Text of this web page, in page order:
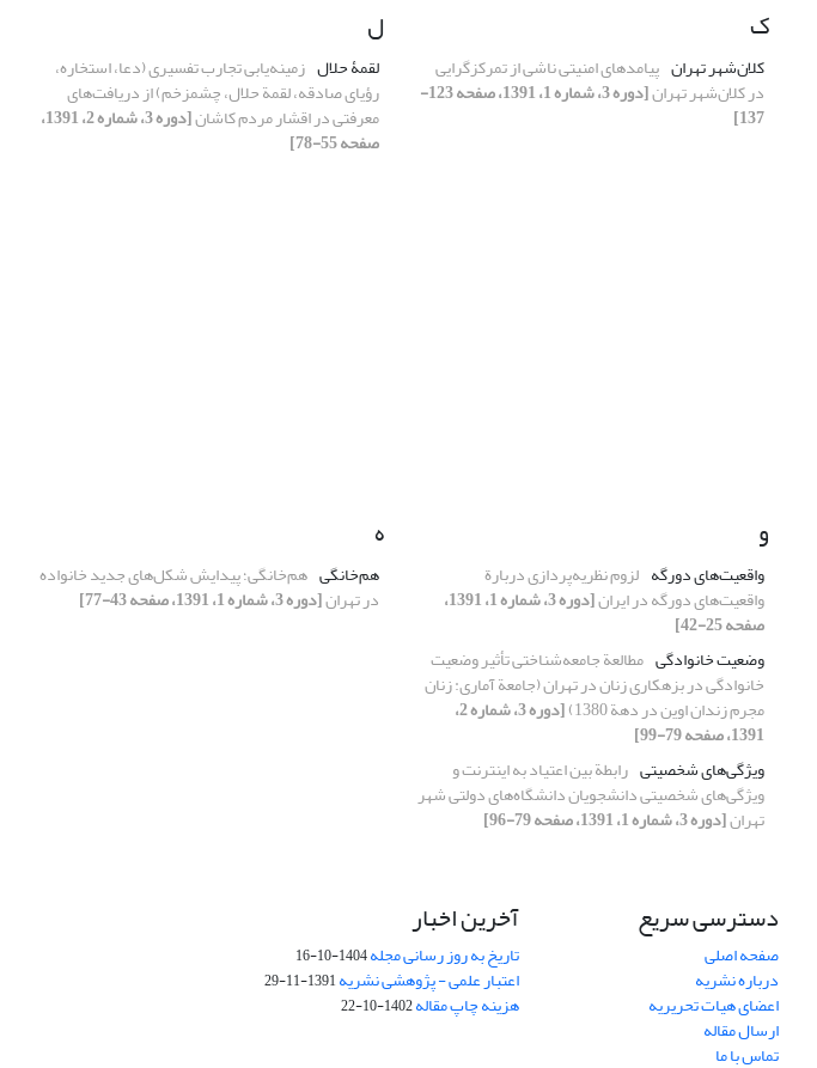
ک
کلان‌شهر تهران پیامدهای امنیتی ناشی از تمرکزگرایی
در کلان‌شهر تهران [دوره 3، شماره 1، 1391، صفحه 123-
137]
ل
لقمۀ حلال زمینه‌یابی تجارب تفسیری (دعا، استخاره،
رؤیای صادقه، لقمة حلال، چشم‏زخم) از دریافت‌های
معرفتی در اقشار مردم کاشان [دوره 3، شماره 2، 1391،
صفحه 55-78]
و
واقعیت‌های دورگه لزوم نظریه‌پردازی دربارة
واقعیت‌های دورگه در ایران [دوره 3، شماره 1، 1391،
صفحه 25-42]
وضعیت خانوادگی مطالعة جامعه‌شناختی تأثیر وضعیت
خانوادگی در بزهکاری زنان در تهران (جامعة آماری: زنان
مجرم زندان اوین در دهة 1380) [دوره 3، شماره 2،
1391، صفحه 79-99]
ویژگی‌های شخصیتی رابطة بین اعتیاد به اینترنت و
ویژگی‌های شخصیتی دانشجویان دانشگاه‌های دولتی شهر
تهران[دوره 3، شماره 1، 1391، صفحه 79-96]
ه
هم‌خانگی هم‌خانگی؛ پیدایش شکل‌های جدید خانواده
در تهران[دوره 3، شماره 1، 1391، صفحه 43-77]
دسترسی سریع
صفحه اصلی
درباره نشریه
اعضای هیات تحریریه
ارسال مقاله
تماس با ما
آخرین اخبار
تاریخ به روز رسانی مجله1404-10-16
اعتبار علمی - پژوهشی نشریه1391-11-29
هزینه چاپ مقاله1402-10-22